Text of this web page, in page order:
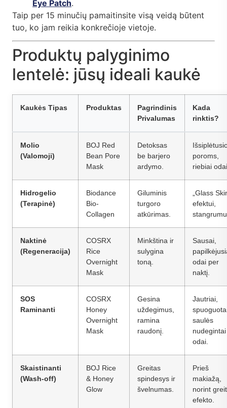
Eye Patch.
Taip per 15 minučių pamaitinsite visą veidą būtent
tuo, ko jam reikia konkrečioje vietoje.
Produktų palyginimo
lentelė: jūsų ideali kaukė
Kaukės Tipas Produktas
Pagrindinis
Privalumas
Kada
rinktis?
Molio
(Valomoji)
BOJ Red
Bean Pore
Mask
Detoksas
be barjero
ardymo.
poroms,
riebiai
Hidrogelio
(Terapinė)
Biodance
Bio-
Collagen
Giluminis
turgoro
atkūrimas.
„Glass
efektui,
Naktinė
(Regeneracija)
COSRX
Rice
Overnight
Mask
Minkština ir
sulygina
toną.
Sausai,
odai per
naktį.
SOS
Raminanti
COSRX
Honey
Overnight
Mask
Gesina
uždegimus,
ramina
raudonį.
Jautriai,
saulės
nudegintai
odai.
Skaistinanti
(Wash-off)
BOJ Rice
& Honey
Glow
Greitas
spindesys ir
švelnumas.
Prieš
makiažą,
norint
efekto.